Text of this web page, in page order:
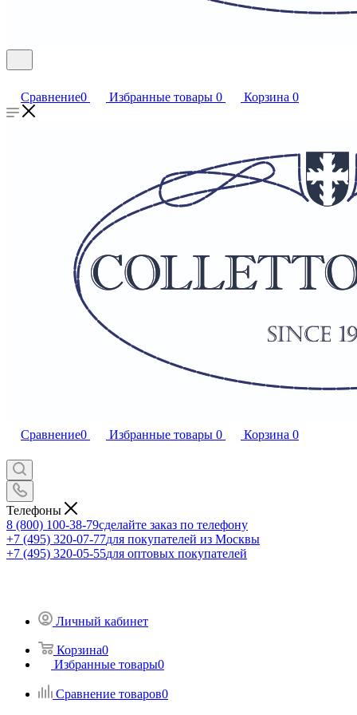
Сравнение0 Избранные товары 0 Корзина 0
Сравнение0 Избранные товары 0 Корзина 0
Телефоны
8 (800) 100-38-79сделайте заказ по телефону
+7 (495) 320-07-77для покупателей из Москвы
+7 (495) 320-05-55для оптовых покупателей
Личный кабинет
Корзина0
Избранные товары0
Сравнение товаров0